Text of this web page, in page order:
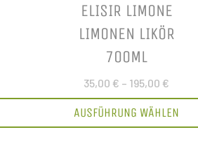
ELISIR LIMONE
LIMONEN LIKÖR
700ML
35,00 € – 195,00 €
AUSFÜHRUNG WÄHLEN